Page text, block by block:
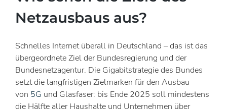
Netzausbaus aus?
Schnelles Internet überall in Deutschland – das ist das
übergeordnete Ziel der Bundesregierung und der
Bundesnetzagentur. Die Gigabitstrategie des Bundes
setzt die langfristigen Zielmarken für den Ausbau
von 5G und Glasfaser: bis Ende 2025 soll mindestens
die Hälfte aller Haushalte und Unternehmen über